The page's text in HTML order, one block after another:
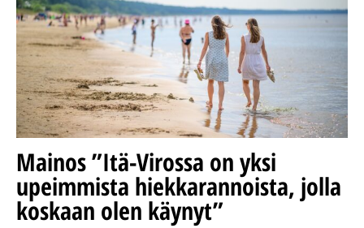
Mainos”Itä-Virossa on yksi
upeimmista hiekkarannoista, jolla
koskaan olen käynyt”